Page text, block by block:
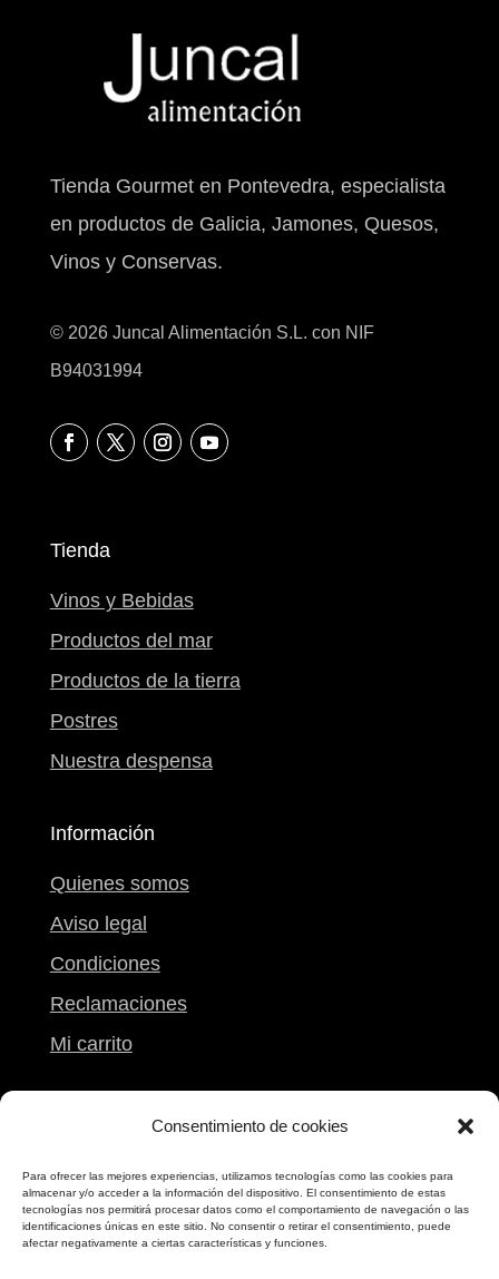
Consentimiento de cookies
Para ofrecer las mejores experiencias, utilizamos tecnologías como las cookies para
almacenar y/o acceder a la información del dispositivo. El consentimiento de estas
tecnologías nos permitirá procesar datos como el comportamiento de navegación o las
identificaciones únicas en este sitio. No consentir o retirar el consentimiento, puede
afectar negativamente a ciertas características y funciones.
Tienda Gourmet en Pontevedra, especialista
en productos de Galicia, Jamones, Quesos,
Vinos y Conservas.
© 2026 Juncal Alimentación S.L. con NIF
B94031994
Tienda
Vinos y Bebidas
Productos del mar
Productos de la tierra
Postres
Nuestra despensa
Información
Quienes somos
Aviso legal
Condiciones
Reclamaciones
Mi carrito
Pontevedra
986 861 612